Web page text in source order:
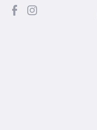
facebook